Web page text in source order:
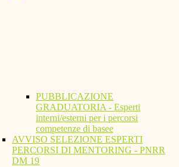
PUBBLICAZIONE
GRADUATORIA - Esperti
interni/esterni per i percorsi
competenze di basee
AVVISO SELEZIONE ESPERTI
PERCORSI DI MENTORING - PNRR
DM 19